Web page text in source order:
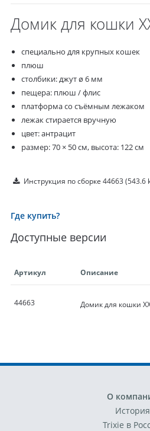
Домик для кошки
специально для крупных кошек
плюш
столбики: джут ø 6 мм
пещера: плюш / флис
платформа со съёмным лежаком
лежак стирается вручную
цвет: антрацит
размер: 70 × 50 см, высота: 122 см
Инструкция по сборке 44663 (543.6
Где купить?
Доступные версии
Артикул Описание
44663 Домик для кошки
О
История
Trixie в